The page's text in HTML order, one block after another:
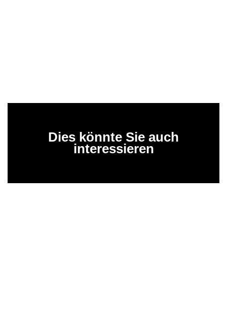
Dies könnte Sie auch
interessieren